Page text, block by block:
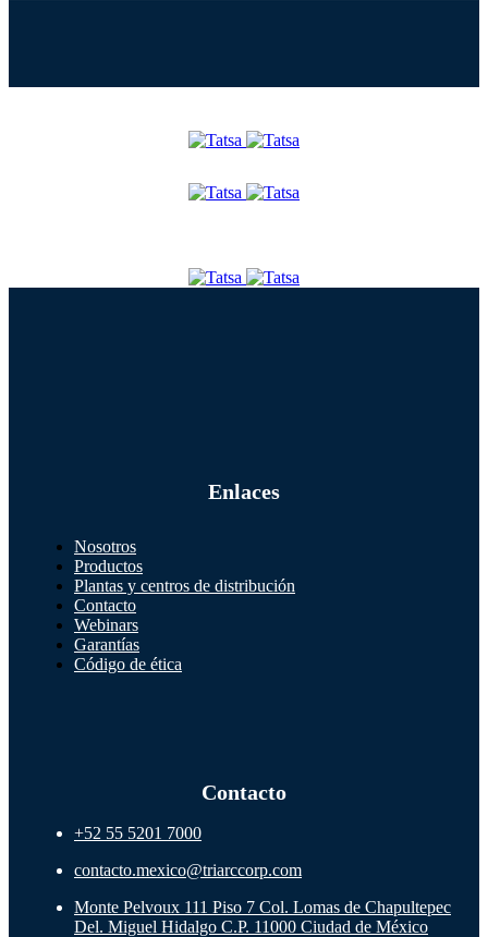
Enlaces
Nosotros
Productos
Plantas y centros de distribución
Contacto
Webinars
Garantías
Código de ética
Contacto
+52 55 5201 7000
contacto.mexico@triarccorp.com
Monte Pelvoux 111 Piso 7 Col. Lomas de Chapultepec
Del. Miguel Hidalgo C.P. 11000 Ciudad de México